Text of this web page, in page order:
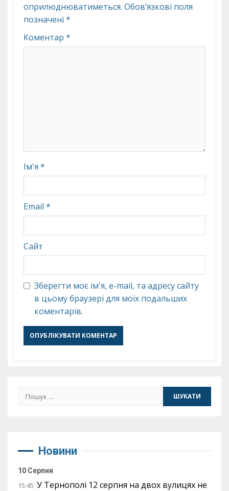
оприлюднюватиметься. Обов’язкові поля
позначені *
Коментар *
Ім'я *
Email *
Сайт
Зберегти моє ім'я, e-mail, та адресу сайту
в цьому браузері для моїх подальших
коментарів.
Пошук:
Новини
10 Серпня
15:45 У Тернополі 12 серпня на двох вулицях не